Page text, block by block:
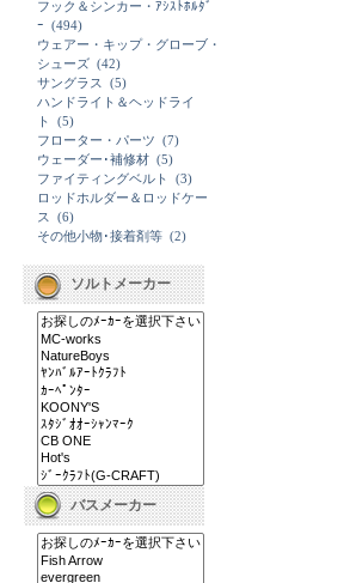
フック＆シンカー・ｱｼｽﾄﾎﾙﾀﾞ
ｰ (494)
ウェアー・キップ・グローブ・
シューズ (42)
サングラス
(5)
ハンドライト＆ヘッドライ
ト
(5)
フローター・パーツ (7)
ウェーダー･補修材 (5)
ファイティングベルト
(3)
ロッドホルダー＆ロッドケー
ス
(6)
その他小物･接着剤等 (2)
ソルトメーカー
バスメーカー